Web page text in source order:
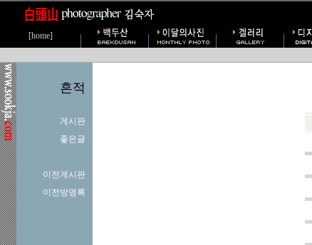
[home]
흔적
게시판
좋은글
이전게시판
이전방명록